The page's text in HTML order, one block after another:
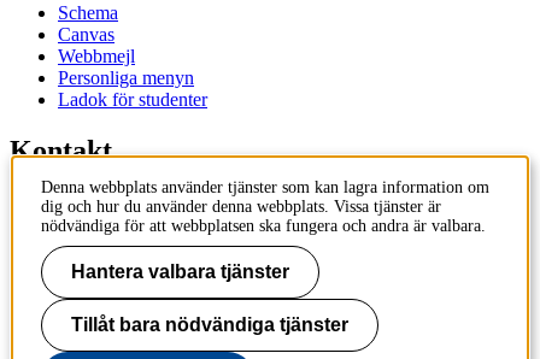
Schema
Canvas
Webbmejl
Personliga menyn
Ladok för studenter
Kontakt
Kontakta utbildningsprogram
Kontakta kurs
IT-support
KTH Entré
KTH
100 44 Stockholm
Denna webbplats använder tjänster som kan lagra information om
dig och hur du använder denna webbplats. Vissa tjänster är
nödvändiga för att webbplatsen ska fungera och andra är valbara.
Hantera valbara tjänster
Tillåt bara nödvändiga tjänster